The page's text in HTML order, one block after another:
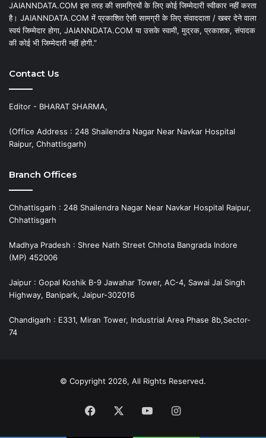
JAIANNDATA.COM इस तरह की सामग्रियों के लिए कोई जिम्मेदारी स्वीकार नहीं करता
है। JAIANNDATA.COM में प्रकाशित ऐसी सामग्री के लिए संवाददाता / खबर देने वाला
स्वयं जिम्मेदार होगा, JAIANNDATA.COM या उसके स्वामी, मुद्रक, प्रकाशक, संपादक
की कोई भी जिम्मेदारी नहीं होगी.”
Contact Us
Editor - BHARAT SHARMA,
(Office Address : 248 Shailendra Nagar Near Navkar Hospital
Raipur, Chhattisgarh)
Branch Offices
Chhattisgarh : 248 Shailendra Nagar Near Navkar Hospital Raipur,
Chhattisgarh
Madhya Pradesh : Shree Nath Street Chhota Bangrada Indore
(MP) 452006
Jaipur : Gopal Koshik B-9 Jawahar Tower, AC-4, Sawai Jai Singh
Highway, Banipark, Jaipur-302016
Chandigarh : E331, Miran Tower, Industrial Area Phase 8b,Sector-
74
© Copyright 2026, All Rights Reserved.
Facebook YouTubeInstagram